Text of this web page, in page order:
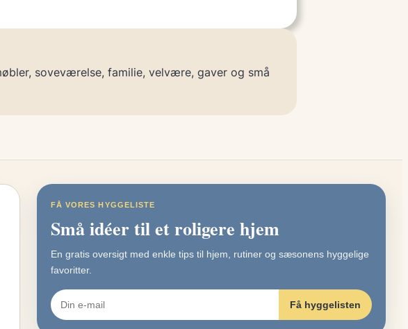
soveværelse, familie, velvære, gaver og små
FÅ VORES HYGGELISTE
Små idéer til et roligere hjem
En gratis oversigt med enkle tips til hjem, rutiner og sæsonens hyggelige
favoritter.
Få hyggelisten